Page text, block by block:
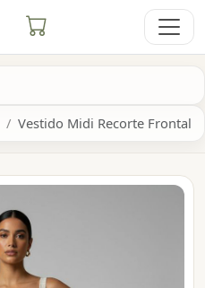
Vestido Midi Recorte Frontal